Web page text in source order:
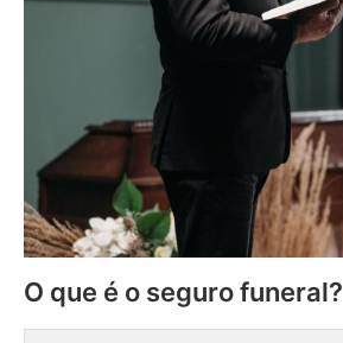
O que é o seguro funeral?